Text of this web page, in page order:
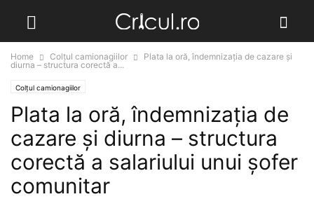
Home Colțul camionagiilor
Plata la oră, îndemnizația de cazare și
diurna – structura corectă a...
Colțul camionagiilor
Plata la oră, îndemnizația de
cazare și diurna – structura
corectă a salariului unui șofer
comunitar